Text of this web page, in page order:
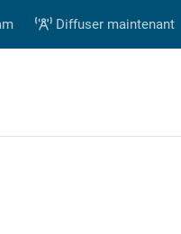
Diffuser maintenant